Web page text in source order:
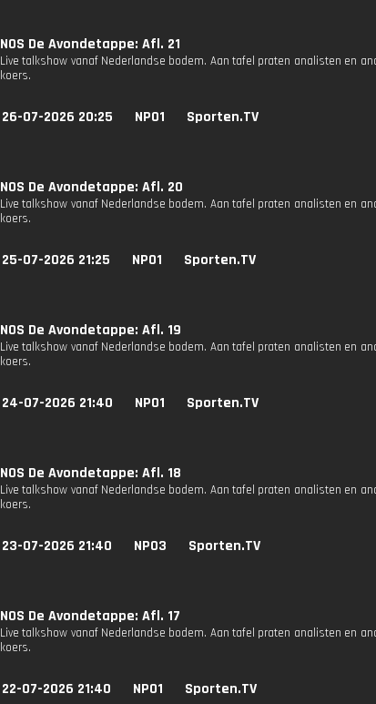
NOS De Avondetappe: Afl. 21
Live talkshow vanaf Nederlandse bodem. Aan tafel praten analisten en
koers.
26-07-2026 20:25 NPO1 Sporten.TV
NOS De Avondetappe: Afl. 20
Live talkshow vanaf Nederlandse bodem. Aan tafel praten analisten en
koers.
25-07-2026 21:25 NPO1 Sporten.TV
NOS De Avondetappe: Afl. 19
Live talkshow vanaf Nederlandse bodem. Aan tafel praten analisten en
koers.
24-07-2026 21:40 NPO1 Sporten.TV
NOS De Avondetappe: Afl. 18
Live talkshow vanaf Nederlandse bodem. Aan tafel praten analisten en
koers.
23-07-2026 21:40 NPO3 Sporten.TV
NOS De Avondetappe: Afl. 17
Live talkshow vanaf Nederlandse bodem. Aan tafel praten analisten en
koers.
22-07-2026 21:40 NPO1 Sporten.TV